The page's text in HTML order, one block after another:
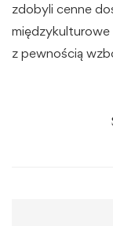
zdobyli cenne
międzykulturowe
z pewnością